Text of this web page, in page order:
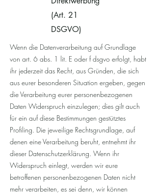
(Art. 21
DSGVO)
Wenn die Datenverarbeitung auf Grundlage
von art. 6 abs. 1 lit. E oder f dsgvo erfolgt, habt
ihr jederzeit das Recht, aus Gründen, die sich
aus eurer besonderen Situation ergeben, gegen
die Verarbeitung eurer personenbezogenen
Daten Widerspruch einzulegen; dies gilt auch
für ein auf diese Bestimmungen gestütztes
Profiling. Die jeweilige Rechtsgrundlage, auf
denen eine Verarbeitung beruht, entnehmt ihr
dieser Datenschutzerklärung. Wenn ihr
Widerspruch einlegt, werden wir eure
betroffenen personenbezogenen Daten nicht
mehr verarbeiten, es sei denn, wir können